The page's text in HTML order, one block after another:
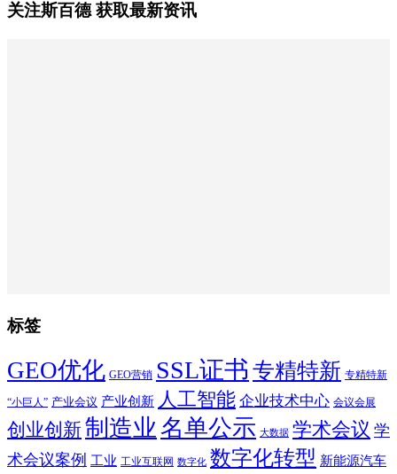
关注斯百德 获取最新资讯
标签
GEO优化 GEO营销 SSL证书 专精特新 专精特新
“小巨人” 产业会议 产业创新 人工智能 企业技术中心 会议会展
创业创新制造业名单公示 大数据 学术会议 学
术会议案例 工业 工业互联网 数字化 数字化转型 新能源汽车